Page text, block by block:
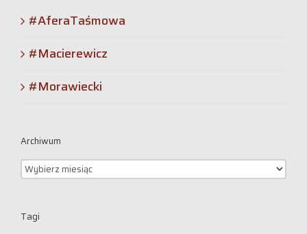
#AferaTaśmowa
#Macierewicz
#Morawiecki
Archiwum
Archiwum
Tagi